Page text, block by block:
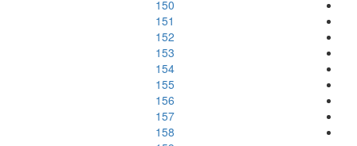
150
151
152
153
154
155
156
157
158